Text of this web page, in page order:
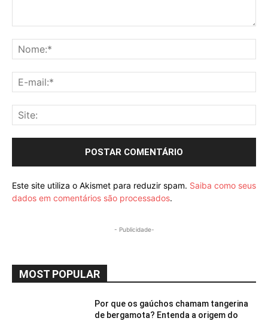
Este site utiliza o Akismet para reduzir spam. Saiba como seus
dados em comentários são processados.
- Publicidade-
MOST POPULAR
Por que os gaúchos chamam tangerina
de bergamota? Entenda a origem do